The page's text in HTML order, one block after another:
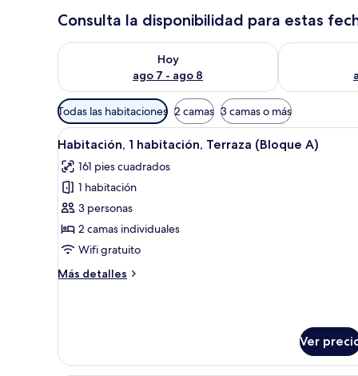
Consulta la disponibilidad para estas
Hoy
ago 7 - ago 8
Consulta la disponibilidad para hoy ago 7 - ago 8
Consulta la
Filtros
disponibles
para
las
habitaciones
Todas las habitaciones 2 camas 3 camas o más
Abrir
todas
las
fotos
de
Habitación,
1
Terraza
Una habitación acogedora
12
Habitación, 1 habitación, Terraza (Bloque A)
161 pies cuadrados
1 habitación
3 personas
2 camas individuales
Wifi gratuito
Más detalles
Más
Terraza
Ver